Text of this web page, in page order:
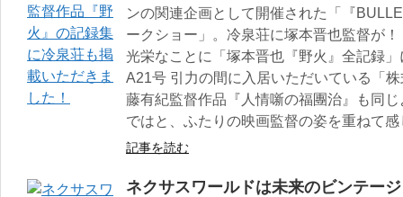
ンの関連企画として開催された「『
ークショー」。冷泉荘に塚本晋也監督が
光栄なことに「塚本晋也『野火』全記録
A21号 引力の間に入居いただいている「
藤有紀監督作品『人情噺の福團治』も同
ではと、ふたりの映画監督の姿を重ねて
記事を読む
ネクサスワールドは未来のビンテー